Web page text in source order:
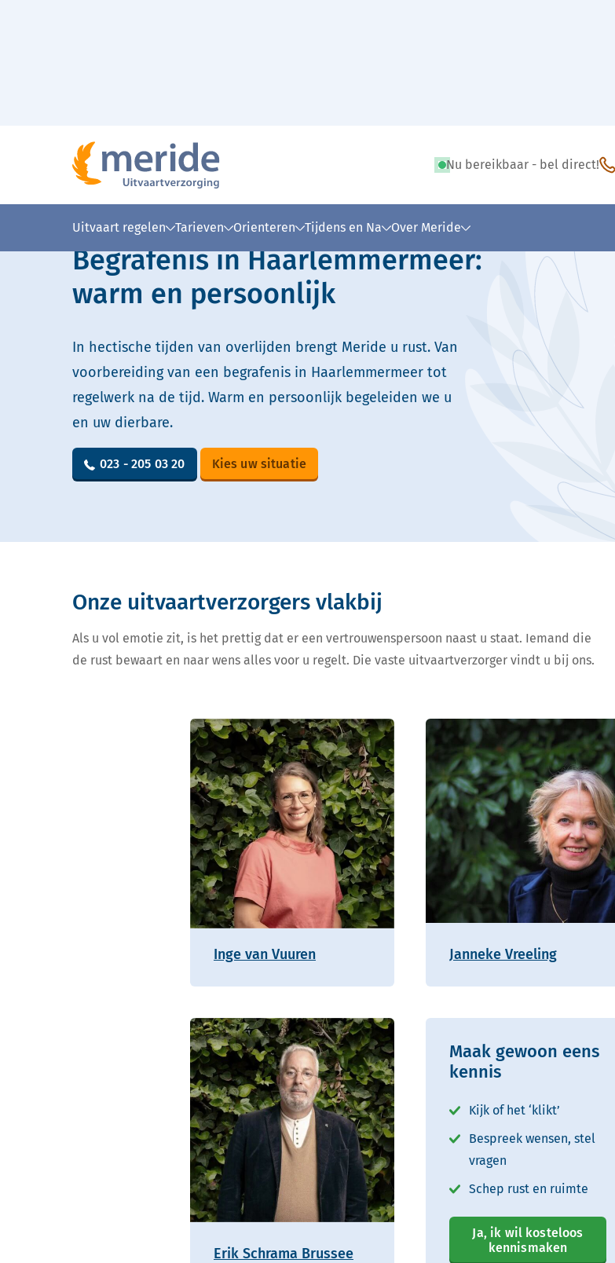
Nu bereikbaar - bel direct!
Uitvaart regelen Tarieven Orienteren Tijdens en Na Over Meride
Lees voor Uitleg woorden Simpele tekst
Begrafenis in Haarlemmermeer:
warm en persoonlijk
In hectische tijden van overlijden brengt Meride u rust. Van
voorbereiding van een begrafenis in Haarlemmermeer tot
regelwerk na de tijd. Warm en persoonlijk begeleiden we u
en uw dierbare.
023 - 205 03 20 Kies uw situatie
Onze uitvaartverzorgers vlakbij
Als u vol emotie zit, is het prettig dat er een vertrouwenspersoon naast u staat. Iemand die
de rust bewaart en naar wens alles voor u regelt. Die vaste uitvaartverzorger vindt u bij ons.
Inge van Vuuren Janneke Vreeling
Erik Schrama Brussee
Maak gewoon eens
kennis
Kijk of het ‘klikt’
Bespreek wensen, stel
vragen
Schep rust en ruimte
Ja, ik wil kosteloos
kennismaken